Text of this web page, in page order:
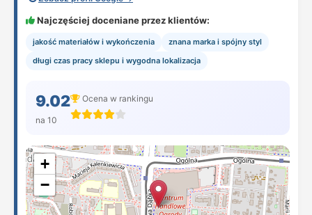
Najczęściej doceniane przez klientów:
jakość materiałów i wykończenia
znana marka i spójny styl
długi czas pracy sklepu i wygodna lokalizacja
9.02
na 10
Ocena w rankingu
+
−